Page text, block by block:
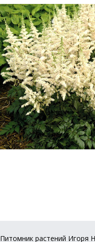
Питомник растений Игоря